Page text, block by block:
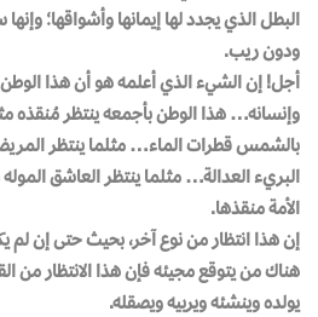
البطل الذي يجدد لها إيمانها وأشواقها؛
ودون ريب.
أجل! إن الشيء الذي أعلمه هو أن هذا الوطن
وإنسانه… هذا الوطن بأجمعه ينتظر مُنقذه
بالشمس قطرات الماء… مثلما ينتظر
البريء العدالة… مثلما ينتظر العاشق
الأمة منقذها.
إن هذا انتظار من نوع آخر، بحيث حتى إن لم
هناك من يتوقع مجيئه فإن هذا الانتظار من
يولده وينشئه ويربيه ويصقله.